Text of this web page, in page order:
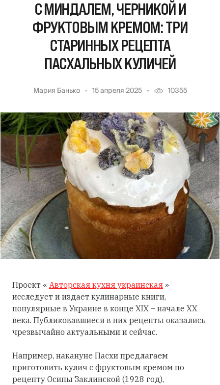
С МИНДАЛЕМ, ЧЕРНИКОЙ И
ФРУКТОВЫМ КРЕМОМ: ТРИ
СТАРИННЫХ РЕЦЕПТА
ПАСХАЛЬНЫХ КУЛИЧЕЙ
Мария Банько 15 апреля 2025 10355
Проект « Авторская кухня украинская »
исследует и издает кулинарные книги,
популярные в Украине в конце XIX – начале XX
века. Публиковавшиеся в них рецепты оказались
чрезвычайно актуальными и сейчас.
Например, накануне Пасхи предлагаем
приготовить кулич с фруктовым кремом по
рецепту Осипы Заклинской (1928 год),